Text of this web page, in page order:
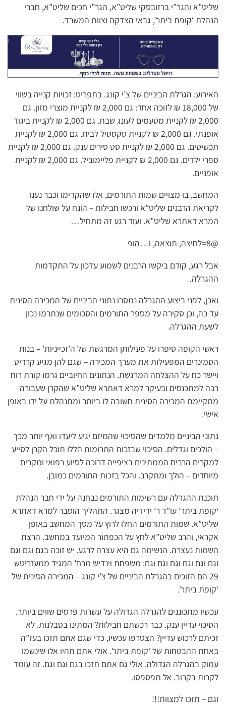
שליט”א והגר”י ברזובסקי שליט”א, הגר”י חכים שליט”א, חברי
הנהלת ‘קופת ביתר’, גבאי הצדקה וצוות המשרד.
האירוע: הגרלת הביניים של צ’י קונג. בתפריט: זכויות קנייה בשווי
של 18,000 ₪ לזוכה אחד: גם 2,000 ₪ לקניית מוצרי מזון. גם
2,000 ₪ לקניית מטעמים לעונג שבת. גם 2,000 ₪ לקניית ביגוד
אופנתי. גם 2,000 ₪ לקניית טקסטיל לבית. גם 2,000 ₪ לקניית
תכשיטים. גם 2,000 ₪ לקניית סט סירים ענק. גם 2,000 ₪ לקניית
ספרי ילדים. גם 2,000 ₪ לקניית פליימוביל. גם 2,000 ₪ לקניית
אופניים.
המחשב, בו מצויים שמות התורמים, אלו שהקדימו וכבר נענו
לקריאת הרבנים שליט”א ורכשו חבילות – הונח על שולחנו של
המרא דאתרא שליט”א. ועוד רגע זה מתחיל…
@8=לחיצה, תוצאה, ו…הופ
אבל רגע, קודם ביקשו הרבנים לשמוע עדכון על התקדמות
ההגרלה.
ואכן, לפני ביצוע ההגרלה נמסרו נתוני הביניים של המכירה הסינית
עד כה, וכן סקירה על מספר התורמים והסכומים שנתרמו נכון
לשעת ההגרלה.
ראשי הקופה סיפרו על פעילותן המרגשת של ה’זכייניות’ – בנות
הסמינרים המפעילות את מערך המכירה – שגם להן מגיע קרדיט
ויישר כח על ההצלחה המרגשת. הנתונים החיוביים גרמו קורת רוח
רבה למתכנסים ובעיקר למרא דאתרא שליט”א שהקרן שעבורה
מתקיימת המכירה הסינית חשובה לו ביותר ומתנהלת על ידו באופן
אישי.
נתוני הביניים מלמדים שהסיכוי שהמיזם יגיע ליעדו ואף יותר מכך
– הולכים וגדלים. הסיכוי שבזכות התרומות הללו תוכל הקרן לסייע
למקרים הרבים הממתינים בציפייה דרוכה לסיוע רפואי ומקרים
מיוחדים – הולך ומתקרב. והכל בזכות התורמים כמובן.
תוכנת ההגרלה עם רשימות התורמים נבחנה על ידי חבר הנהלת
‘קופת ביתר’ עו”ד ר’ ידידיה מצגר. התהליך הוסבר למרא דאתרא
שליט”א. שמות התורמים החלו לרוץ על מסך המחשב באופן
אקראי, והרב שליט”א לחץ על הכפתור המיועד במחשב. הרצת
השמות נעצרה. הנשימה גם היא עצרה לרגע. יש זוכה בגם וגם וגם
וגם וגם וגם וגם וגם וגם: משפחת וינדיש מרח’ המגיד ממעזריטש
29 הם הזוכים בהגרלת הביניים של צ’י קונג – המכירה הסינית של
‘קופת ביתר’.
עכשיו מתכוננים להגרלה הגדולה על עשרות פרסים שווים ביותר.
הסיכוי עדיין ענק. כבר רכשתם חבילות? המתינו בסבלנות. לא
זכיתם לרכוש עדיין? הצטרפו עכשיו, כדי שגם אתם תזכו בעז”ה
באחת ההבטחות של ‘קופת ביתר’. אולי אתם תהיו אלו שינשמו
עמוק בהגרלה הגדולה. אולי גם אתם תזכו בגם וגם וגם. זה עומד
לקרות בקרוב. אל תפספסו.
וגם – תזכו למצוות!!!